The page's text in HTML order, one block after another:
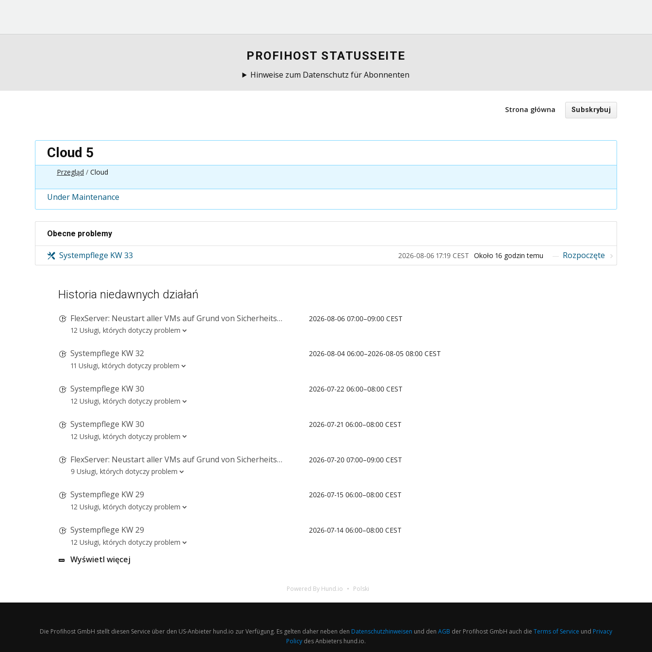
PROFIHOST STATUSSEITE
Hinweise zum Datenschutz für Abonnenten
Strona główna Subskrybuj
Cloud 5
Przegląd Cloud
Under Maintenance
Obecne problemy
Systempflege KW 33 2026-08-06 17:19 CEST Rozpoczęte
Historia niedawnych działań
FlexServer: Neustart aller VMs auf Grund von Sicherheitslücken
2026-08-06 07:00–09:00 CEST
12 Usługi, których dotyczy problem
Systempflege KW 32
2026-08-04 06:00–2026-08-05 08:00 CEST
11 Usługi, których dotyczy problem
Systempflege KW 30
2026-07-22 06:00–08:00 CEST
12 Usługi, których dotyczy problem
Systempflege KW 30
2026-07-21 06:00–08:00 CEST
12 Usługi, których dotyczy problem
FlexServer: Neustart aller VMs auf Grund von Sicherheitslücken
2026-07-20 07:00–09:00 CEST
9 Usługi, których dotyczy problem
Systempflege KW 29
2026-07-15 06:00–08:00 CEST
12 Usługi, których dotyczy problem
Systempflege KW 29
2026-07-14 06:00–08:00 CEST
12 Usługi, których dotyczy problem
Wyświetl więcej
Powered By Hund.io Polski
Die Profihost GmbH stellt diesen Service über den US-Anbieter hund.io zur Verfügung. Es gelten daher neben den Datenschutzhinweisen und den AGB der Profihost GmbH auch die Terms of Service und Privacy
Policy des Anbieters hund.io.